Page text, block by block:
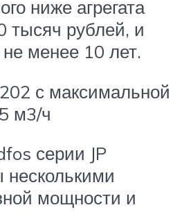
ниже агрегата
тысяч рублей, и
менее 10 лет.
с максимальной
м3/ч
серии JP
несколькими
мощности и